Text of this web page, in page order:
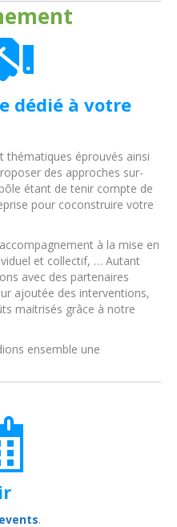
dédié à votre
thématiques éprouvés ainsi
des approches sur-
étant de tenir compte de
pour coconstruire votre
à la mise en
et collectif, … Autant
avec des partenaires
ajoutée des interventions,
maitrisés grâce à notre
ensemble une
.